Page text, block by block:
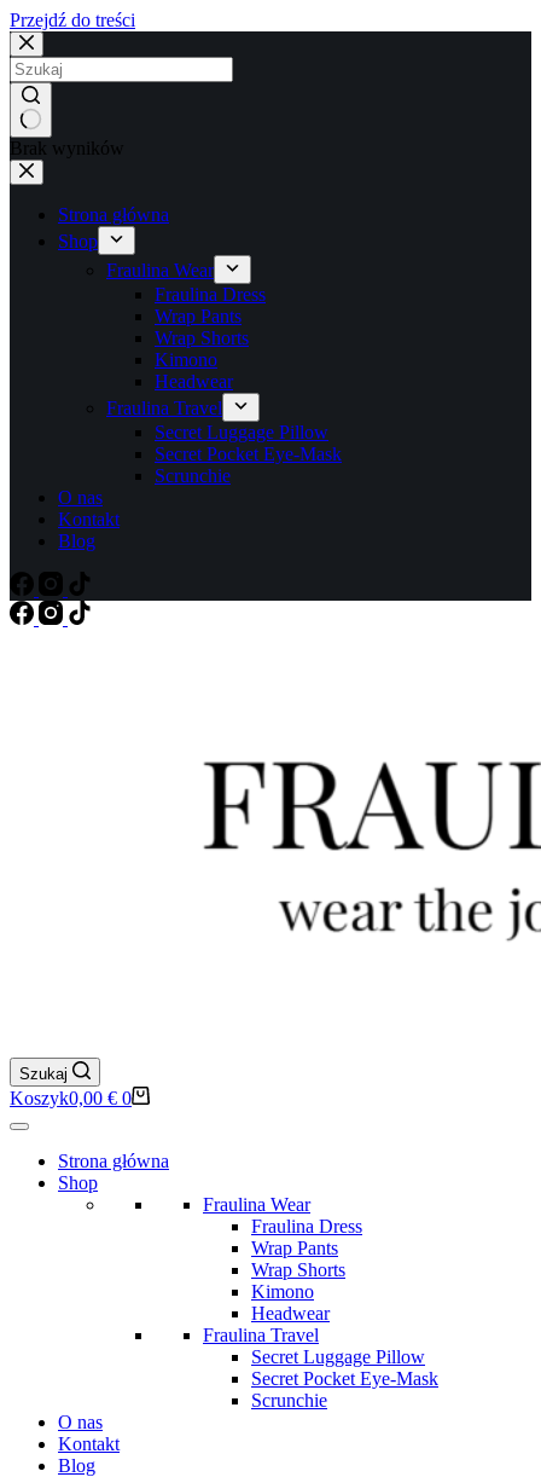
Przejdź do treści
Brak wyników
Strona główna
Shop
Fraulina Wear
Fraulina Dress
Wrap Pants
Wrap Shorts
Kimono
Headwear
Fraulina Travel
Secret Luggage Pillow
Secret Pocket Eye-Mask
Scrunchie
O nas
Kontakt
Blog
Szukaj
Koszyk0,00 € 0
Strona główna
Shop
Fraulina Wear
Fraulina Dress
Wrap Pants
Wrap Shorts
Kimono
Headwear
Fraulina Travel
Secret Luggage Pillow
Secret Pocket Eye-Mask
Scrunchie
O nas
Kontakt
Blog